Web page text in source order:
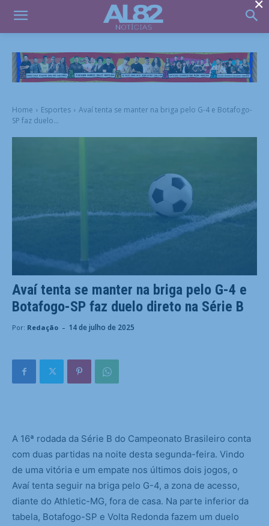
Home Esportes
Avaí tenta se manter na briga pelo G-4 e Botafogo-
SP faz duelo...
Avaí tenta se manter na briga pelo G-4 e
Botafogo-SP faz duelo direto na Série B
Por: Redação - 14 de julho de 2025
A 16ª rodada da Série B do Campeonato Brasileiro conta
com duas partidas na noite desta segunda-feira. Vindo
de uma vitória e um empate nos últimos dois jogos, o
Avaí tenta seguir na briga pelo G-4, a zona de acesso,
diante do Athletic-MG, fora de casa. Na parte inferior da
tabela, Botafogo-SP e Volta Redonda fazem um duelo